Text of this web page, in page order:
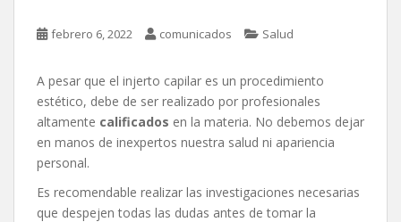
febrero 6, 2022 comunicados Salud
A pesar que el injerto capilar es un procedimiento
estético, debe de ser realizado por profesionales
altamente calificados en la materia. No debemos dejar
en manos de inexpertos nuestra salud ni apariencia
personal.
Es recomendable realizar las investigaciones necesarias
que despejen todas las dudas antes de tomar la